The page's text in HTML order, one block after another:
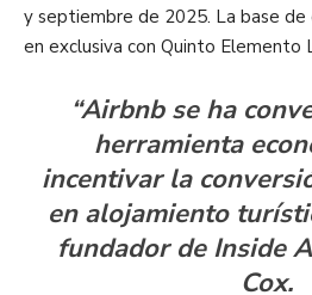
y septiembre de 2025. La base
en exclusiva con Quinto Elemento
“Airbnb se ha
herramienta
incentivar la
en alojamiento
fundador de Inside
Cox.